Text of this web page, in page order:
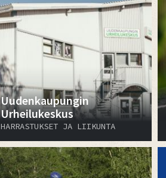
Uudenkaupungin
Urheilukeskus
HARRASTUKSET JA LIIKUNTA